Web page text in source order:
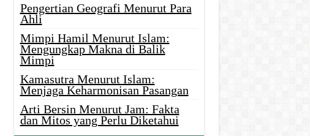
Pengertian Geografi Menurut Para
Ahli
Mimpi Hamil Menurut Islam:
Mengungkap Makna di Balik
Mimpi
Kamasutra Menurut Islam:
Menjaga Keharmonisan Pasangan
Arti Bersin Menurut Jam: Fakta
dan Mitos yang Perlu Diketahui